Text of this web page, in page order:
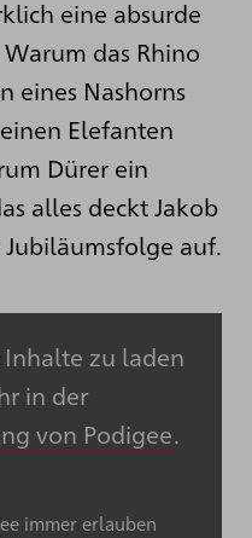
eine absurde
das Rhino
eines Nashorns
Elefanten
Dürer ein
alles deckt Jakob
auf.
zu laden
in der
von Podigee.
immer erlauben